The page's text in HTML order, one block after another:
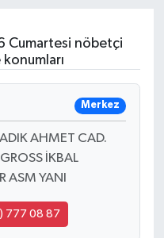
nöbetçi
Merkez
AHMET CAD.
İKBAL
ASM YANI
777 08 87